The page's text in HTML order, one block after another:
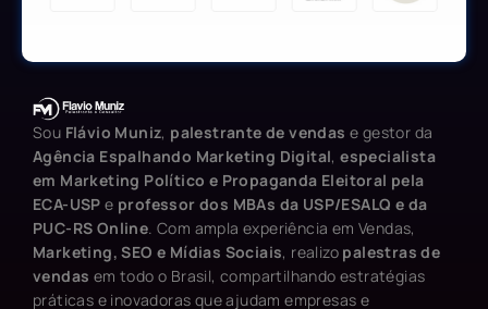
Sou Flávio Muniz, palestrante de vendas e gestor da
Agência Espalhando Marketing Digital,especialista
em Marketing Político e Propaganda Eleitoral pela
ECA-USP e professor dos MBAs da USP/ESALQ e da
PUC-RS Online. Com ampla experiência em Vendas,
Marketing, SEO e Mídias Sociais, realizo palestras de
vendas em todo o Brasil, compartilhando estratégias
práticas e inovadoras que ajudam empresas e